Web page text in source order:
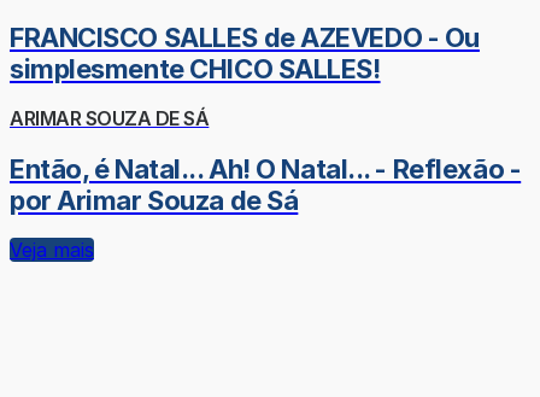
FRANCISCO SALLES de AZEVEDO - Ou
simplesmente CHICO SALLES!
ARIMAR SOUZA DE SÁ
Então, é Natal... Ah! O Natal... - Reflexão -
por Arimar Souza de Sá
Veja mais